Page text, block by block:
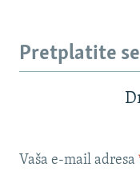
Pretplatite
Vaša e-mail adresa